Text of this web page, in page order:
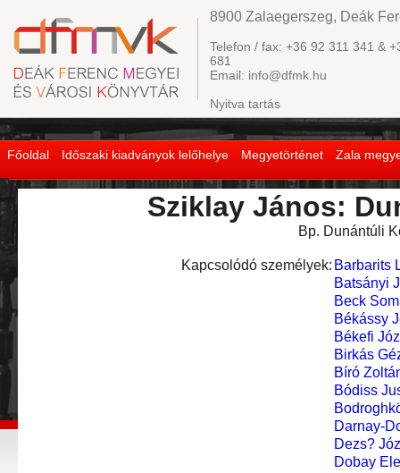
Főoldal Időszaki kiadványok lelőhelye Megyetörténet Zala
8900 Zalaegerszeg, Deák
Telefon / fax: +36 92 311 341 &
681
Email: info@dfmk.hu
Nyitva tartás
Sziklay János:
Bp. Dunántúli
Kapcsolódó személyek: Barbarits
Batsányi
Beck
Békássy
Békefi
Birkás
Bíró
Bódiss
Darnay-
Dezs?
Dobay